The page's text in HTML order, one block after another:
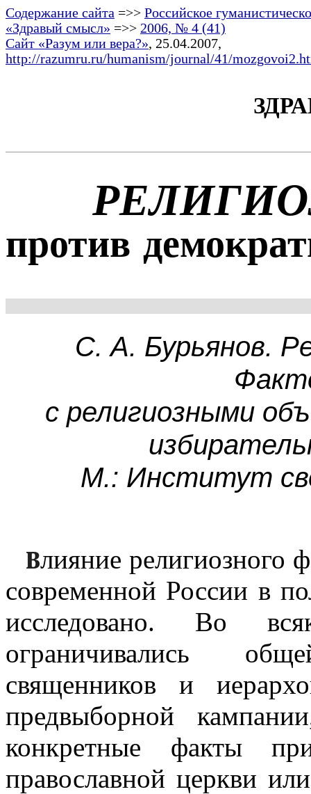
Содержание сайта =>> Российское
«Здравый смысл» =>> 2006, № 4 (41)
Сайт «Разум или вера?», 25.04.2007,
http://razumru.ru/humanism/journal/41/
против
С. А. Бурьянов.
с религиозными
М.: Институт
лияние религиозного
современной России в
исследовано. Во
ограничивались
священников и
предвыборной
конкретные факты
православной церкви